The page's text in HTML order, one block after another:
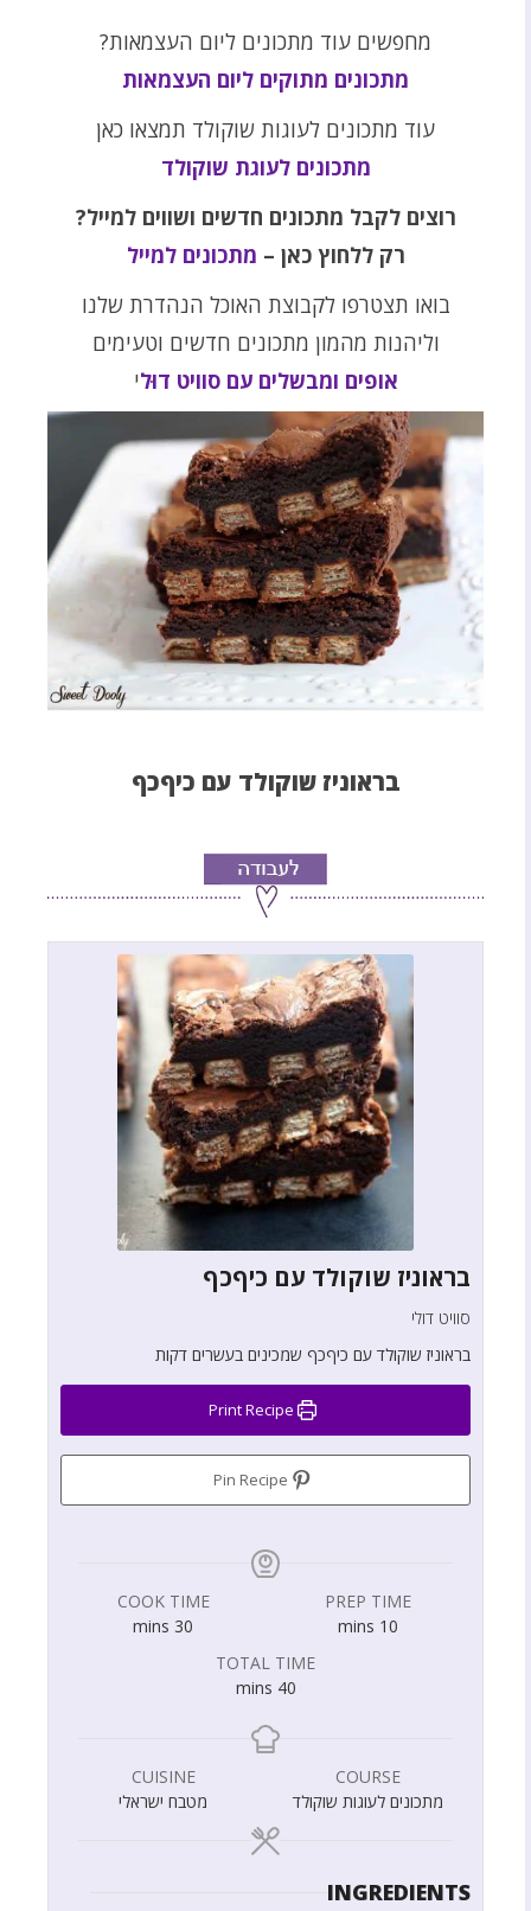
מחפשים עוד מתכונים ליום העצמאות?
מתכונים מתוקים ליום העצמאות
עוד מתכונים לעוגות שוקולד תמצאו כאן
מתכונים לעוגת שוקולד
רוצים לקבל מתכונים חדשים ושווים למייל?
רק ללחוץ כאן – מתכונים למייל
בואו תצטרפו לקבוצת האוכל הנהדרת שלנו
וליהנות מהמון מתכונים חדשים וטעימים
אופים ומבשלים עם סוויט דוּלי
בראוניז שוקולד עם כיףכף
בראוניז שוקולד עם כיףכף
סוויט דולי
בראוניז שוקולד עם כיףכף שמכינים בעשרים דקות
PREP TIME
10
mins
COOK TIME
30
mins
TOTAL TIME
40
mins
COURSE
מתכונים לעוגות שוקולד
CUISINE
מטבח ישראלי
INGREDIENTS